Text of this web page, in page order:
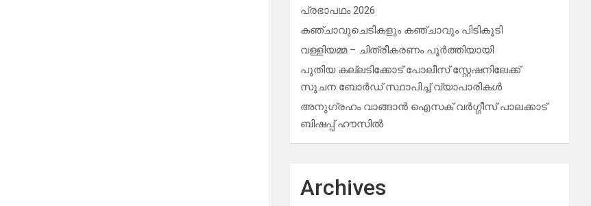
പ്രഭാപഥം 2026
കഞ്ചാവുചെടികളും കഞ്ചാവും പിടികൂടി
വള്ളിയമ്മ – ചിത്രീകരണം പൂർത്തിയായി
പുതിയ കല്ലടിക്കോട് പോലീസ് സ്റ്റേഷനിലേക്ക്
സൂചന ബോർഡ് സ്ഥാപിച്ച് വ്യാപാരികൾ
അനുഗ്രഹം വാങ്ങാൻ ഐസക് വര്‍ഗ്ഗീസ് പാലക്കാട്
ബിഷപ്പ് ഹൗസില്‍
Archives